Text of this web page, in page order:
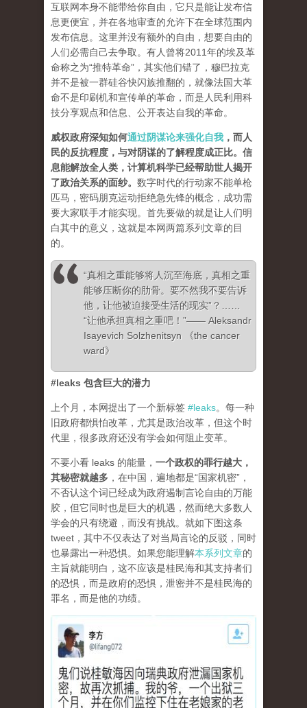
互联网本身不能带给你自由，它只是能让发布信
息更便宜，并在各地审查的允许下在全球范围内
发布信息。这里并没有额外的自由，想要自由的
人们必需自己去争取。有人曾将2011年的埃及革
命称之为“推特革命”，其实他们错了，穆巴拉克
并不是被一群硅谷快闪族推翻的，就像法国大革
命不是印刷机和宣传单的革命，而是人民利用科
技分享观点和信息、公开表达自我的革命。
威权政府深知如何通过阴谋论来强化自我 ，而人
民的反抗程度，与对阴谋的了解程度成正比。信
息能解放全人类，计算机科学已经帮助世人揭开
了政治关系的面纱。 数字时代的行动家不能单枪
匹马，密码朋克运动拒绝急先锋的概念，成功需
要大家联手才能实现。首先要做的就是让人们明
白其中的意义，这就是本网两篇系列文章的目
的。
“真相之重能够将人沉至海底，真相之重
能够压断你的肋骨。要不然我不要告诉
他，让他被迫接受生活的现实”？……
“让他承担真相之重吧！”—— Aleksandr
Isayevich Solzhenitsyn 《the cancer
ward》
#leaks 包含巨大的潜力
上个月，本网提出了一个新标签 #leaks。每一种
旧政府都惧怕改革，尤其是政治改革，但这个时
代里，很多政府还没有学会如何阻止变革。
不要小看 leaks 的能量， 一个政权的罪行越大，
其秘密就越多 ，在中国，遍地都是“国家机密”，
不否认这个词已经成为政府遏制言论自由的万能
胶，但它同时也是巨大的机遇，然而绝大多数人
学会的只有绕避，而没有挑战。就如下图这条
tweet，其中不仅表达了对当局言论的反驳，同时
也暴露出一种恐惧。如果您能理解本系列文章的
主旨就能明白，这不应该是桂民海和其支持者们
的恐惧，而是政府的恐惧，泄密并不是桂民海的
罪名，而是他的功绩。